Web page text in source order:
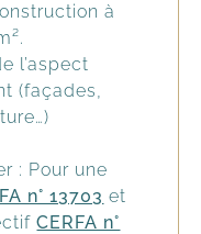
à
l’aspect
(façades,
: Pour une
n° 13703 et
CERFA n°